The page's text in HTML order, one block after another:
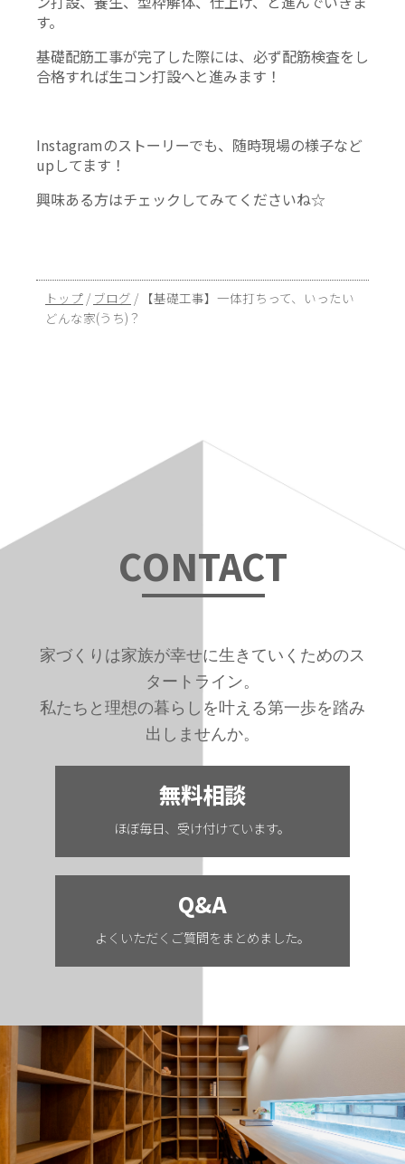
す。
基礎配筋工事が完了した際には、必ず配筋検査をし
合格すれば生コン打設へと進みます！
Instagramのストーリーでも、随時現場の様子など
upしてます！
興味ある方はチェックしてみてくださいね☆
現
在
トップ / ブログ / 【基礎工事】一体打ちって、いったい
どんな家(うち)？
CONTACT
家づくりは家族が幸せに生きていくためのス
タートライン。
私たちと理想の暮らしを叶える第一歩を踏み
出しませんか。
無料相談
ほぼ毎日、受け付けています。
Q&A
よくいただくご質問をまとめました。